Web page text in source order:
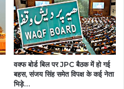
वक्फ बोर्ड बिल पर JPC बैठक में हो गई
बहस, संजय सिंह समेत विपक्ष के कई नेता
भिड़े…